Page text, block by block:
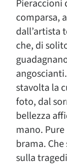
Pieraccioni
comparsa,
dall’artista
che, di
stavolta la
foto, dal
bellezza
mano.
brama.
sulla